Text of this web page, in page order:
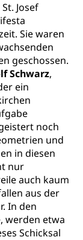
Josef
Sie waren
geschossen.
Schwarz,
ein
noch
und
in diesen
nur
auch kaum
aus der
In den
werden etwa
Schicksal